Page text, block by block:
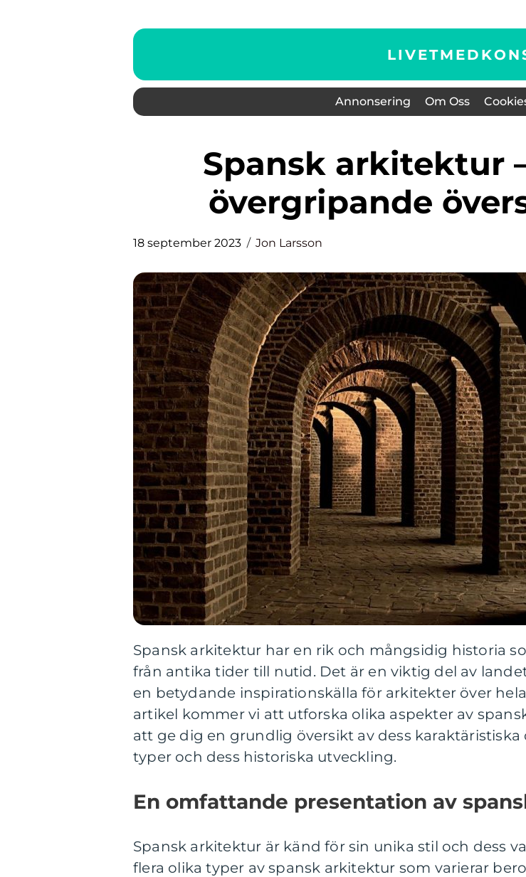
Annonsering Om Oss
Spansk arkitektur – en
övergripande
18 september 2023 Jon Larsson
Spansk arkitektur har en rik och mångsidig historia
från antika tider till nutid. Det är en viktig del av
en betydande inspirationskälla för arkitekter över
artikel kommer vi att utforska olika aspekter av
att ge dig en grundlig översikt av dess karaktäristiska
typer och dess historiska utveckling.
En omfattande presentation av
Spansk arkitektur är känd för sin unika stil och dess
flera olika typer av spansk arkitektur som varierar